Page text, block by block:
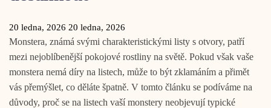
20 ledna, 2026 20 ledna, 2026
Monstera, známá svými charakteristickými listy s otvory, patří
mezi nejoblíbenější pokojové rostliny na světě. Pokud však vaše
monstera nemá díry na listech, může to být zklamáním a přimět
vás přemýšlet, co děláte špatně. V tomto článku se podíváme na
důvody, proč se na listech vaší monstery neobjevují typické